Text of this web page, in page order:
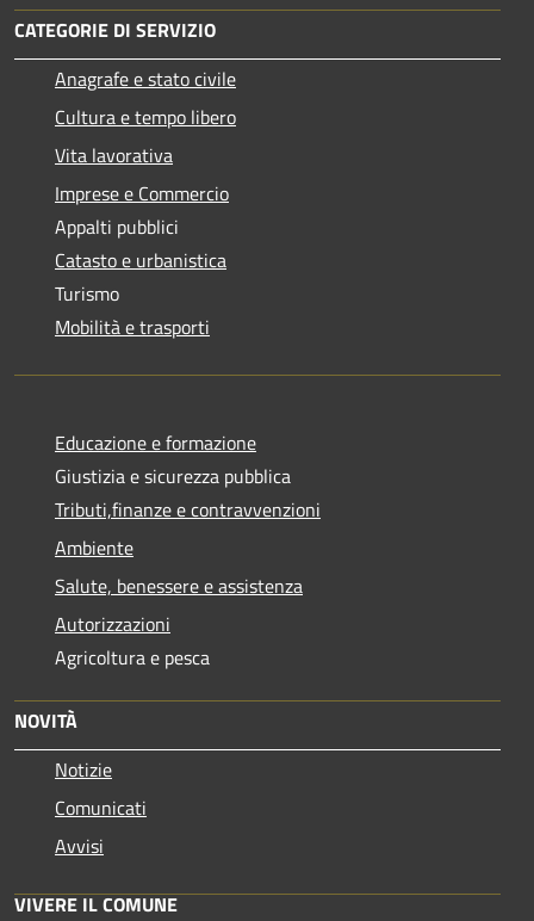
CATEGORIE DI SERVIZIO
Anagrafe e stato civile
Cultura e tempo libero
Vita lavorativa
Imprese e Commercio
Appalti pubblici
Catasto e urbanistica
Turismo
Mobilità e trasporti
Educazione e formazione
Giustizia e sicurezza pubblica
Tributi,finanze e contravvenzioni
Ambiente
Salute, benessere e assistenza
Autorizzazioni
Agricoltura e pesca
NOVITÀ
Notizie
Comunicati
Avvisi
VIVERE IL COMUNE